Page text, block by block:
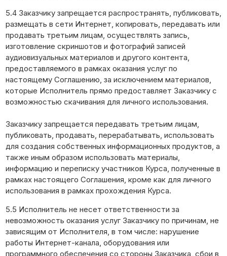
5.4 Заказчику запрещается распространять, публиковать,
размещать в сети Интернет, копировать, передавать или
продавать третьим лицам, осуществлять запись,
изготовление скриншотов и фотографий записей
аудиовизуальных материалов и другого контента,
предоставляемого в рамках оказания услуг по
настоящему Соглашению, за исключением материалов,
которые Исполнитель прямо предоставляет Заказчику с
возможностью скачивания для личного использования.
Заказчику запрещается передавать третьим лицам,
публиковать, продавать, перерабатывать, использовать
для создания собственных информационных продуктов, а
также иным образом использовать материалы,
информацию и переписку участников Курса, полученные в
рамках настоящего Соглашения, кроме как для личного
использования в рамках прохождения Курса.
5.5 Исполнитель не несет ответственности за
невозможность оказания услуг Заказчику по причинам, не
зависящим от Исполнителя, в том числе: нарушение
работы Интернет-канала, оборудования или
программного обеспечения со стороны Заказчика, сбои в